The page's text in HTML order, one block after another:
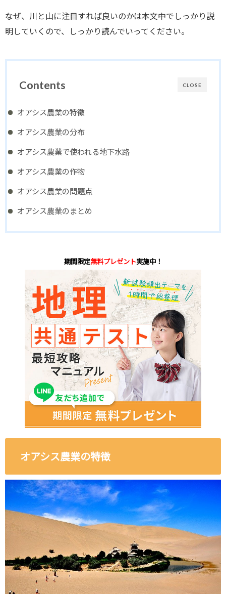
なぜ、川と山に注目すれば良いのかは本文中でしっかり説
明していくので、しっかり読んでいってください。
CLOSE
Contents
オアシス農業の特徴
オアシス農業の分布
オアシス農業で使われる地下水路
オアシス農業の作物
オアシス農業の問題点
オアシス農業のまとめ
期間限定無料プレゼント実施中！
オアシス農業の特徴